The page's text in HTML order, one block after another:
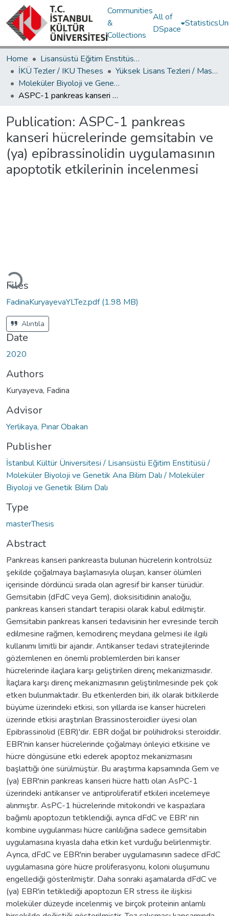
Communities
&
Collections
All of
DSpace
Statistics
Home
Lisansüstü Eğitim Enstitüsü / Postgraduate Education Institute
İKÜ Tezler / IKU Theses
Yüksek Lisans Tezleri / Master's Theses
Moleküler Biyoloji ve Genetik Ana Bilim Dalı / Department of Molecular Biology and Genetics
ASPC-1 pankreas kanseri hücrelerinde gemsitabin ve (ya) epibrassinolidin uygulamasının apoptotik etkilerinin incelenmesi
Publication: ASPC-1 pankreas
kanseri hücrelerinde gemsitabin ve
(ya) epibrassinolidin uygulamasının
apoptotik etkilerinin incelenmesi
Loading...
Files
FadinaKuryayevaYLTez.pdf(1.98 MB)
Alıntıla
Date
2020
Authors
Kuryayeva, Fadina
Advisor
Yerlikaya, Pınar Obakan
Publisher
İstanbul Kültür Üniversitesi / Lisansüstü Eğitim Enstitüsü /
Moleküler Biyoloji ve Genetik Ana Bilim Dalı / Moleküler
Biyoloji ve Genetik Bilim Dalı
Type
masterThesis
Abstract
Pankreas kanseri pankreasta bulunan hücrelerin kontrolsüz
şekilde çoğalmaya başlamasıyla oluşan, kanser ölümleri
içerisinde dördüncü sırada olan agresif bir kanser türüdür.
Gemsitabin (dFdC veya Gem), dioksisitidinin analoğu,
pankreas kanseri standart terapisi olarak kabul edilmiştir.
Gemsitabin pankreas kanseri tedavisinin her evresinde tercih
edilmesine rağmen, kemodirenç meydana gelmesi ile ilgili
kullanımı limitli bir ajandır. Antikanser tedavi stratejilerinde
gözlemlenen en önemli problemlerden biri kanser
hücrelerinde ilaçlara karşı geliştirilen direnç mekanizmasıdır.
İlaçlara karşı direnç mekanizmasının geliştirilmesinde pek çok
etken bulunmaktadır. Bu etkenlerden biri, ilk olarak bitkilerde
büyüme üzerindeki etkisi, son yıllarda ise kanser hücreleri
üzerinde etkisi araştırılan Brassinosteroidler üyesi olan
Epibrassinolid (EBR)'dir. EBR doğal bir polihidroksi steroiddir.
EBR'nin kanser hücrelerinde çoğalmayı önleyici etkisine ve
hücre döngüsüne etki ederek apoptoz mekanizmasını
başlattığı öne sürülmüştür. Bu araştırma kapsamında Gem ve
(ya) EBR'nin pankreas kanseri hücre hattı olan AsPC-1
üzerindeki antikanser ve antiproliferatif etkileri incelemeye
alınmıştır. AsPC-1 hücrelerinde mitokondri ve kaspazlara
bağımlı apoptozun tetiklendiği, ayrıca dFdC ve EBR' nin
kombine uygulanması hücre canlılığına sadece gemsitabin
uygulamasına kıyasla daha etkin ket vurduğu belirlenmiştir.
Ayrıca, dFdC ve EBR'nin beraber uygulamasının sadece dFdC
uygulamasına göre hücre proliferasyonu, koloni oluşumunu
engellediği gösterilmiştir. Daha sonraki aşamalarda dFdC ve
(ya) EBR'in tetiklediği apoptozun ER stress ile ilişkisi
moleküler düzeyde incelenmiş ve birçok proteinin anlamlı